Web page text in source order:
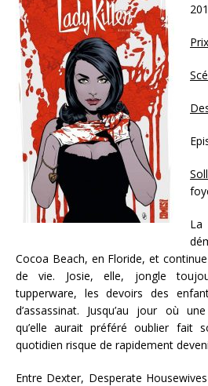
Cocoa Beach, en Floride, et
de vie. Josie, elle, jongle
tupperware, les devoirs des
d’assassinat. Jusqu’au jour où
qu’elle aurait préféré oublier fait
quotidien risque de rapidement
Entre Dexter, Desperate